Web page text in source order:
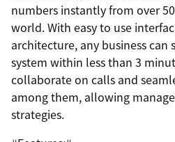
numbers instantly from over
world. With easy to use
architecture, any business
system within less than 3
collaborate on calls and
among them, allowing
strategies.